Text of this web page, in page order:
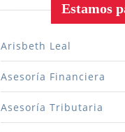
Estamos
Arisbeth Leal
Asesoría Financiera
Asesoría Tributaria